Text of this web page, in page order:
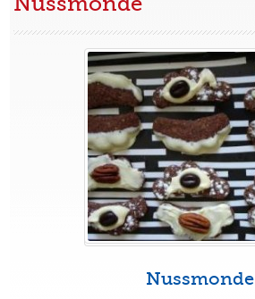
Nussmonde